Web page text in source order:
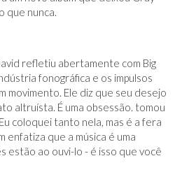
que nunca.
refletiu abertamente com Big
fonográfica e os impulsos
movimento. Ele diz que seu desejo
altruísta. É uma obsessão. tomou
coloquei tanto nela, mas é a fera
enfatiza que a música é uma
estão ao ouvi-lo - é isso que você